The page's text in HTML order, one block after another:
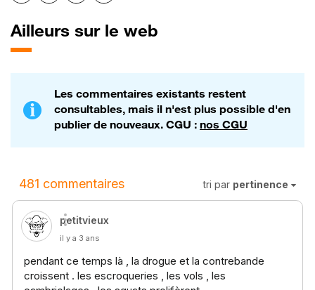
Ailleurs sur le web
Les commentaires existants restent
consultables, mais il n'est plus possible d'en
publier de nouveaux. CGU : nos CGU